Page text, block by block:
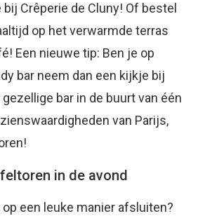
Crêperie de Cluny! Of bestel
op het verwarmde terras
Een nieuwe tip: Ben je op
bar neem dan een kijkje bij
bar in de buurt van één
van Parijs,
in de avond
een leuke manier afsluiten?